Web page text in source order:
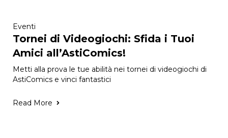
Eventi
Tornei di Videogiochi: Sfida i Tuoi
Amici all’AstiComics!
Metti alla prova le tue abilità nei tornei di videogiochi di
AstiComics e vinci fantastici
Read More